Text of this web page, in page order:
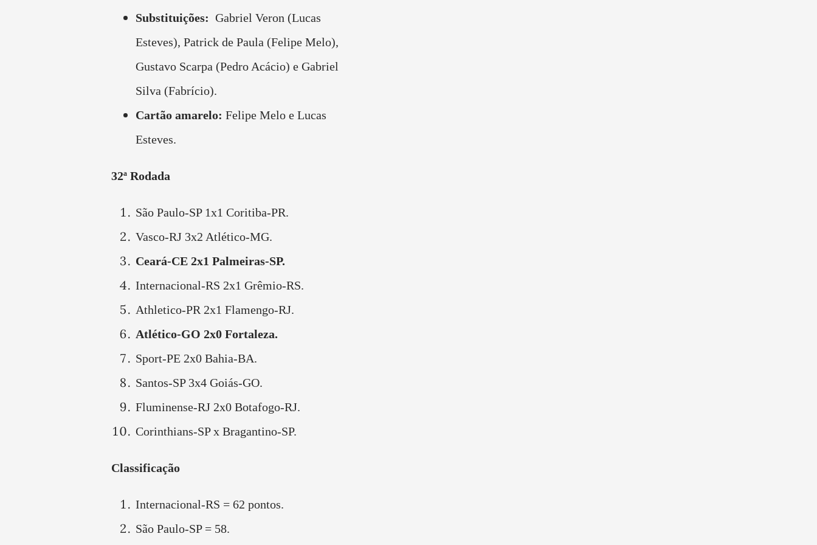
Substituições: Gabriel Veron (Lucas
Esteves), Patrick de Paula (Felipe Melo),
Gustavo Scarpa (Pedro Acácio) e Gabriel
Silva (Fabrício).
Cartão amarelo: Felipe Melo e Lucas
Esteves.
32ª Rodada
São Paulo-SP 1x1 Coritiba-PR.
Vasco-RJ 3x2 Atlético-MG.
Ceará-CE 2x1 Palmeiras-SP.
Internacional-RS 2x1 Grêmio-RS.
Athletico-PR 2x1 Flamengo-RJ.
Atlético-GO 2x0 Fortaleza.
Sport-PE 2x0 Bahia-BA.
Santos-SP 3x4 Goiás-GO.
Fluminense-RJ 2x0 Botafogo-RJ.
Corinthians-SP x Bragantino-SP.
Classificação
Internacional-RS = 62 pontos.
São Paulo-SP = 58.